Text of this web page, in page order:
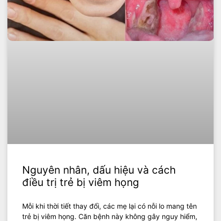
Nguyên nhân, dấu hiệu và cách
điều trị trẻ bị viêm họng
Mỗi khi thời tiết thay đổi, các mẹ lại có nỗi lo mang tên
trẻ bị viêm họng. Căn bệnh này không gây nguy hiểm,